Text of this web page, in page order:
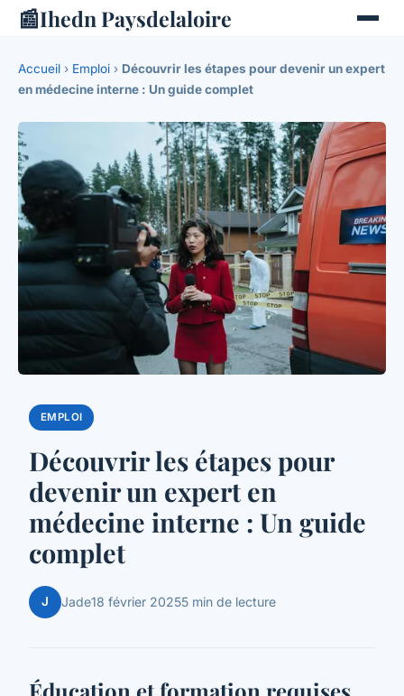
📰Ihedn Paysdelaloire
Accueil › Emploi › Découvrir les étapes pour devenir un expert
en médecine interne : Un guide complet
EMPLOI
Découvrir les étapes pour
devenir un expert en
médecine interne : Un guide
complet
J Jade18 février 20255 min de lecture